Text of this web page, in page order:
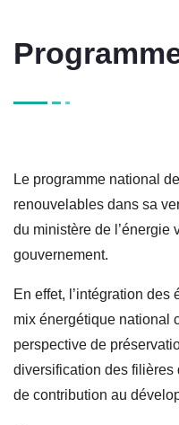
Le programme national
renouvelables dans sa
du ministère de l’énergie
gouvernement.
En effet, l’intégration
mix énergétique national
perspective de
diversification des filières
de contribution au